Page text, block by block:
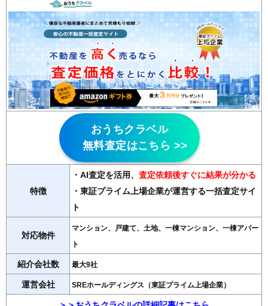
おうちクラベル
無料査定はこちら >>
特徴
・AI査定を活用、 査定依頼後すぐに結果が分かる
・東証プライム上場企業が運営する一括査定サイ
ト
対応物件
マンション、戸建て、土地、一棟マンション、一棟アパー
ト
紹介会社数 最大9社
運営会社 SREホールディングス（東証プライム上場企業）